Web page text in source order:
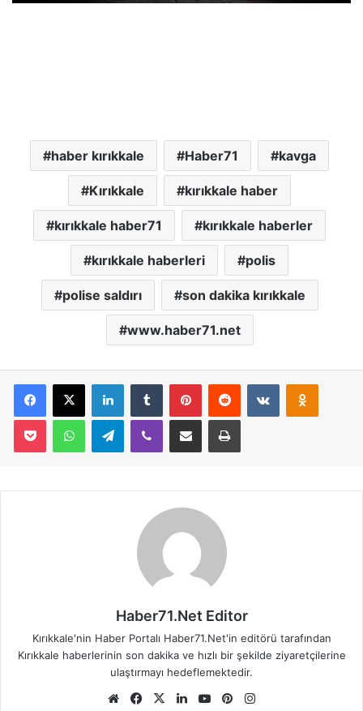
haber kırıkkale Haber71 kavga
Kırıkkale kırıkkale haber
kırıkkale haber71 kırıkkale haberler
kırıkkale haberleri polis
polise saldırı son dakika kırıkkale
www.haber71.net
Telegram
Haber71.Net Editor
Kırıkkale'nin Haber Portalı Haber71.Net'in editörü tarafından
Kırıkkale haberlerinin son dakika ve hızlı bir şekilde ziyaretçilerine
ulaştırmayı hedeflemektedir.
We
Fa
X
Lin
Yo
Pin